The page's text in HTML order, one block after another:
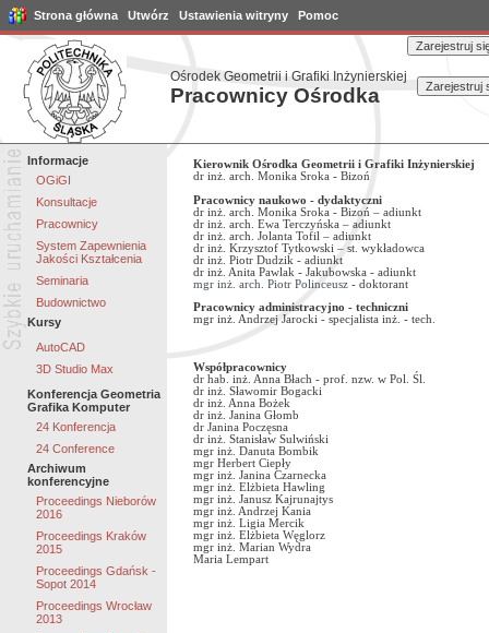
Strona główna Utwórz Ustawienia witryny Pomoc
Ośrodek Geometrii i Grafiki Inżynierskiej
Pracownicy Ośrodka
Informacje
OGiGI
Konsultacje
Pracownicy
System Zapewnienia
Jakości Kształcenia
Seminaria
Budownictwo
Kursy
AutoCAD
3D Studio Max
Konferencja Geometria
Grafika Komputer
24 Konferencja
24 Conference
Archiwum
konferencyjne
Proceedings Nieborów
2016
Proceedings Kraków
2015
Proceedings Gdańsk -
Sopot 2014
Proceedings Wrocław
2013
Kierownik Ośrodka Geometrii i Grafiki Inżynierskiej
dr inż. arch. Monika Sroka - Bizoń
Pracownicy naukowo - dydaktyczni
dr inż. arch. Monika Sroka - Bizoń – adiunkt
dr inż. arch. Ewa Terczyńska – adiunkt
dr inż. arch. Jolanta Tofil – adiunkt
dr inż. Krzysztof Tytkowski – st. wykładowca
dr inż. Piotr Dudzik - adiunkt
dr inż. Anita Pawlak - Jakubowska - adiunkt
mgr inż. arch. Piotr Polinceusz - doktorant
Pracownicy administracyjno - techniczni
mgr inż. Andrzej Jarocki - specjalista inż. - tech.
Współpracownicy
dr hab. inż. Anna Błach - prof. nzw. w Pol. Śl.
dr inż. Sławomir Bogacki
dr inż. Anna Bożek
dr inż. Janina Głomb
dr Janina Poczęsna
dr inż. Stanisław Sulwiński
mgr inż. Danuta Bombik
mgr Herbert Ciepły
mgr inż. Janina Czarnecka
mgr inż. Elżbieta Hawling
mgr inż. Janusz Kajrunajtys
mgr inż. Andrzej Kania
mgr inż. Ligia Mercik
mgr inż. Elżbieta Węglorz
mgr inż. Marian Wydra
Maria Lempart